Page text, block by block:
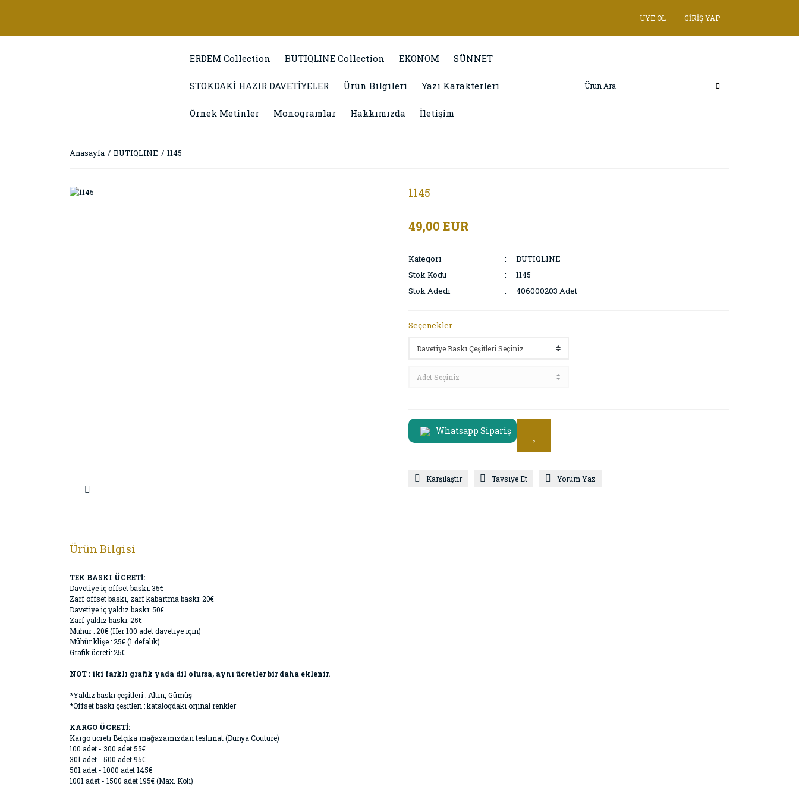
ÜYE OL GİRİŞ YAP
ERDEM Collection BUTIQLINE Collection EKONOM SÜNNET
STOKDAKİ HAZIR DAVETİYELER Ürün Bilgileri Yazı Karakterleri
Örnek Metinler Monogramlar Hakkımızda İletişim
Anasayfa BUTIQLINE 1145
1145
49,00 EUR
Kategori
BUTIQLINE
Stok Kodu
1145
Stok Adedi
406000203 Adet
Seçenekler
Whatsapp Sipariş
Karşılaştır Tavsiye Et Yorum Yaz
Ürün Bilgisi
TEK BASKI ÜCRETİ:
Davetiye iç offset baskı: 35€
Zarf offset baskı, zarf kabartma baskı: 20€
Davetiye iç yaldız baskı: 50€
Zarf yaldız baskı: 25€
Mühür : 20€ (Her 100 adet davetiye için)
Mühür klişe : 25€ (1 defalık)
Grafik ücreti: 25€
NOT : iki farklı grafik yada dil olursa, aynı ücretler bir daha eklenir.
*Yaldız baskı çeşitleri : Altın, Gümüş
*Offset baskı çeşitleri : katalogdaki orjinal renkler
KARGO ÜCRETİ:
Kargo ücreti Belçika mağazamızdan teslimat (Dünya Couture)
100 adet - 300 adet 55€
301 adet - 500 adet 95€
501 adet - 1000 adet 145€
1001 adet - 1500 adet 195€ (Max. Koli)